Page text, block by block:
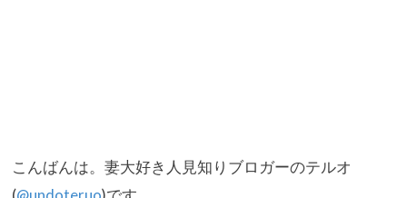
こんばんは。妻大好き人見知りブロガーのテルオ